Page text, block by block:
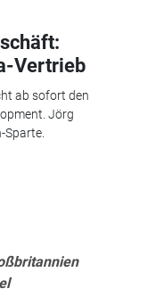
Vertrieb
ab sofort den
Jörg
Sparte.